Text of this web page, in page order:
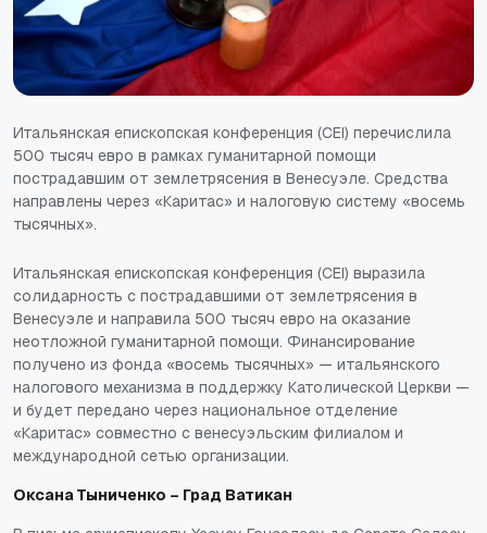
Итальянская епископская конференция (CEI) перечислила
500 тысяч евро в рамках гуманитарной помощи
пострадавшим от землетрясения в Венесуэле. Средства
направлены через «Каритас» и налоговую систему «восемь
тысячных».
Итальянская епископская конференция (CEI) выразила
солидарность с пострадавшими от землетрясения в
Венесуэле и направила 500 тысяч евро на оказание
неотложной гуманитарной помощи. Финансирование
получено из фонда «восемь тысячных» — итальянского
налогового механизма в поддержку Католической Церкви —
и будет передано через национальное отделение
«Каритас» совместно с венесуэльским филиалом и
международной сетью организации.
Оксана Тыниченко – Град Ватикан